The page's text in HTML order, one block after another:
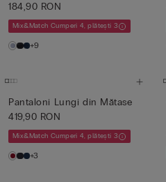
184,90 RON
Mix&Match Cumperi 4, plătești 3
+9
Pantaloni Lungi din Mătase
419,90 RON
Mix&Match Cumperi 4, plătești 3
+3